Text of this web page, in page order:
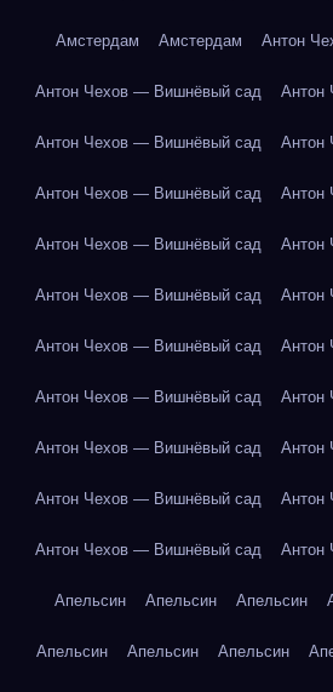
Амстердам Амстердам Антон
Антон Чехов — Вишнёвый сад Антон
Антон Чехов — Вишнёвый сад Антон
Антон Чехов — Вишнёвый сад Антон
Антон Чехов — Вишнёвый сад Антон
Антон Чехов — Вишнёвый сад Антон
Антон Чехов — Вишнёвый сад Антон
Антон Чехов — Вишнёвый сад Антон
Антон Чехов — Вишнёвый сад Антон
Антон Чехов — Вишнёвый сад Антон
Антон Чехов — Вишнёвый сад Антон
Апельсин Апельсин Апельсин
Апельсин Апельсин Апельсин